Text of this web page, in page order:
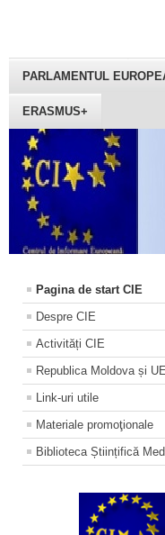
PARLAMENTUL
ERASMUS+
Pagina de start CIE
Despre CIE
Activități CIE
Republica Moldova și UE
Link-uri utile
Materiale promoţionale
Biblioteca Științifică